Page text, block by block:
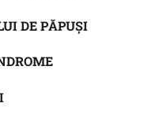
DE PĂPUȘI